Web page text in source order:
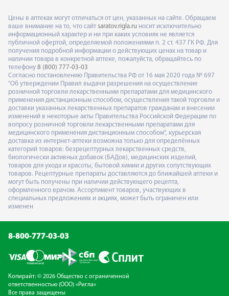
Цены в аптеках могут отличаться от цен, указанных на сайте. Обращаем
ваше внимание на то, что сайт saratov.rigla.ru носит исключительно
информационный характер и ни при каких условиях не является
публичной офертой, определяемой положениями п. 2 ст. 437 ГК РФ. Для
получения подробной информации о действующих ценах на товар и
наличии товара в конкретной аптеке, пожалуйста, обращайтесь по
телефону 8 (800) 777-03-03
Согласно постановлению Правительства РФ от 16 мая 2020 года № 697
"Об утверждении Правил выдачи разрешения на осуществление
розничной торговли лекарственными препаратами для медицинского
применения дистанционным способом, осуществления такой торговли и
доставки указанных лекарственных препаратов гражданам и внесении
изменений в некоторые акты Правительства Российской Федерации по
вопросу розничной торговли лекарственными препаратами для
медицинского применения дистанционным способом", курьерская
доставка из интернет-аптеки возможна только для определённых
категорий товаров: безрецептурных лекарственных средств,
биологически активных добавок (БАДов), медицинских изделий,
товаров для ухода и красоты, бытовой химии и других сопутствующих
товаров. Рецептурные препараты доставляются до ближайшей аптеки и
могут быть получены при наличии действующего рецепта,
оформленного врачом. Ассортимент товаров, участвующих в
специальных предложениях и акциях, может быть ограничен или
изменен
8-800-777-03-03
Копирайт: © 2026 Общество с ограниченной
ответственностью (ООО) «Ригла»
Все права защищены